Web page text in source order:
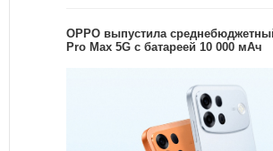
OPPO выпустила
Pro Max 5G с батареей 10 000 мАч